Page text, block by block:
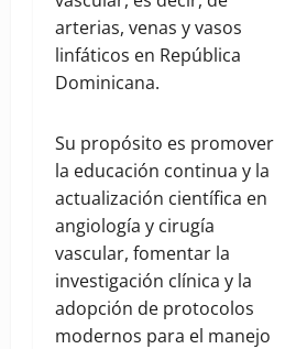
arterias, venas y vasos
linfáticos en República
Dominicana.
Su propósito es promover
la educación continua y la
actualización científica en
angiología y cirugía
vascular, fomentar la
investigación clínica y la
adopción de protocolos
modernos para el manejo